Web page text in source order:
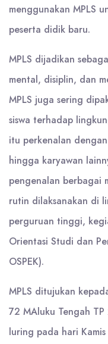
menggunakan MPLS
peserta didik baru.
MPLS dijadikan
mental, disiplin, dan
MPLS juga sering
siswa terhadap
itu perkenalan
hingga karyawan
pengenalan berbagai
rutin dilaksanakan di
perguruan tinggi,
Orientasi Studi dan
OSPEK).
MPLS ditujukan
72 MAluku Tengah
luring pada hari